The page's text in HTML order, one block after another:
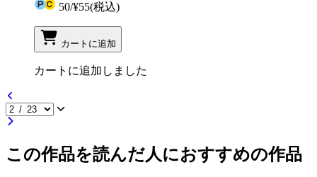
50/¥55(税込)
カートに追加
カートに追加しました
この作品を読んだ人におすすめの作品